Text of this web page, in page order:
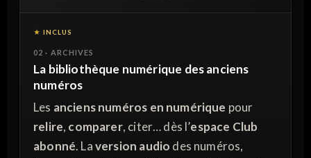
INCLUS
02 · ARCHIVES
La bibliothèque numérique des anciens
numéros
Les anciens numéros en numérique pour
relire, comparer, citer… dès l’espace Club
abonné. Laversion audio des numéros,